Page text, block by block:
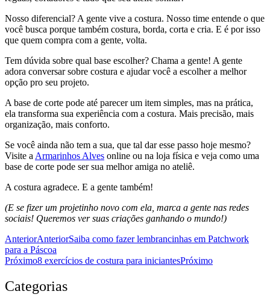
Nosso diferencial? A gente vive a costura. Nosso time entende o que
você busca porque também costura, borda, corta e cria. E é por isso
que quem compra com a gente, volta.
Tem dúvida sobre qual base escolher? Chama a gente! A gente
adora conversar sobre costura e ajudar você a escolher a melhor
opção pro seu projeto.
A base de corte pode até parecer um item simples, mas na prática,
ela transforma sua experiência com a costura. Mais precisão, mais
organização, mais conforto.
Se você ainda não tem a sua, que tal dar esse passo hoje mesmo?
Visite a Armarinhos Alves online ou na loja física e veja como uma
base de corte pode ser sua melhor amiga no ateliê.
A costura agradece. E a gente também!
(E se fizer um projetinho novo com ela, marca a gente nas redes
sociais! Queremos ver suas criações ganhando o mundo!)
AnteriorAnteriorSaiba como fazer lembrancinhas em Patchwork
para a Páscoa
Próximo8 exercícios de costura para iniciantesPróximo
Categorias